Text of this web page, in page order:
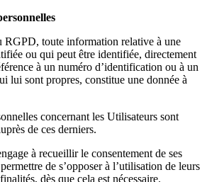
toute information relative à une
ou qui peut être identifiée, directement
à un numéro d’identification ou à un
lui sont propres, constitue une donnée à
concernant les Utilisateurs sont
de ces derniers.
à recueillir le consentement de ses
de s’opposer à l’utilisation de leurs
dès que cela est nécessaire.